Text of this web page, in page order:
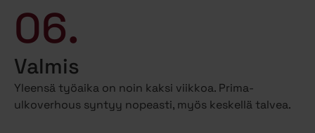
06.
Valmis
Yleensä työaika on noin kaksi viikkoa. Prima-
ulkoverhous syntyy nopeasti, myös keskellä talvea.